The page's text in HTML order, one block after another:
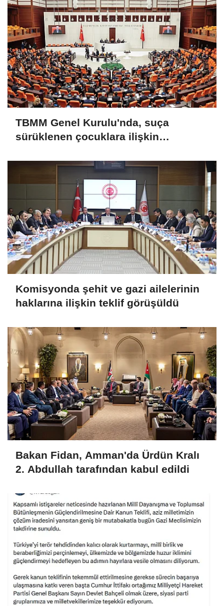
TBMM Genel Kurulu'nda, suça
sürüklenen çocuklara ilişkin
görüşmeleri tamamlandı
Komisyonda şehit ve gazi ailelerinin
haklarına ilişkin teklif görüşüldü
Bakan Fidan, Amman'da Ürdün Kralı
2. Abdullah tarafından kabul edildi